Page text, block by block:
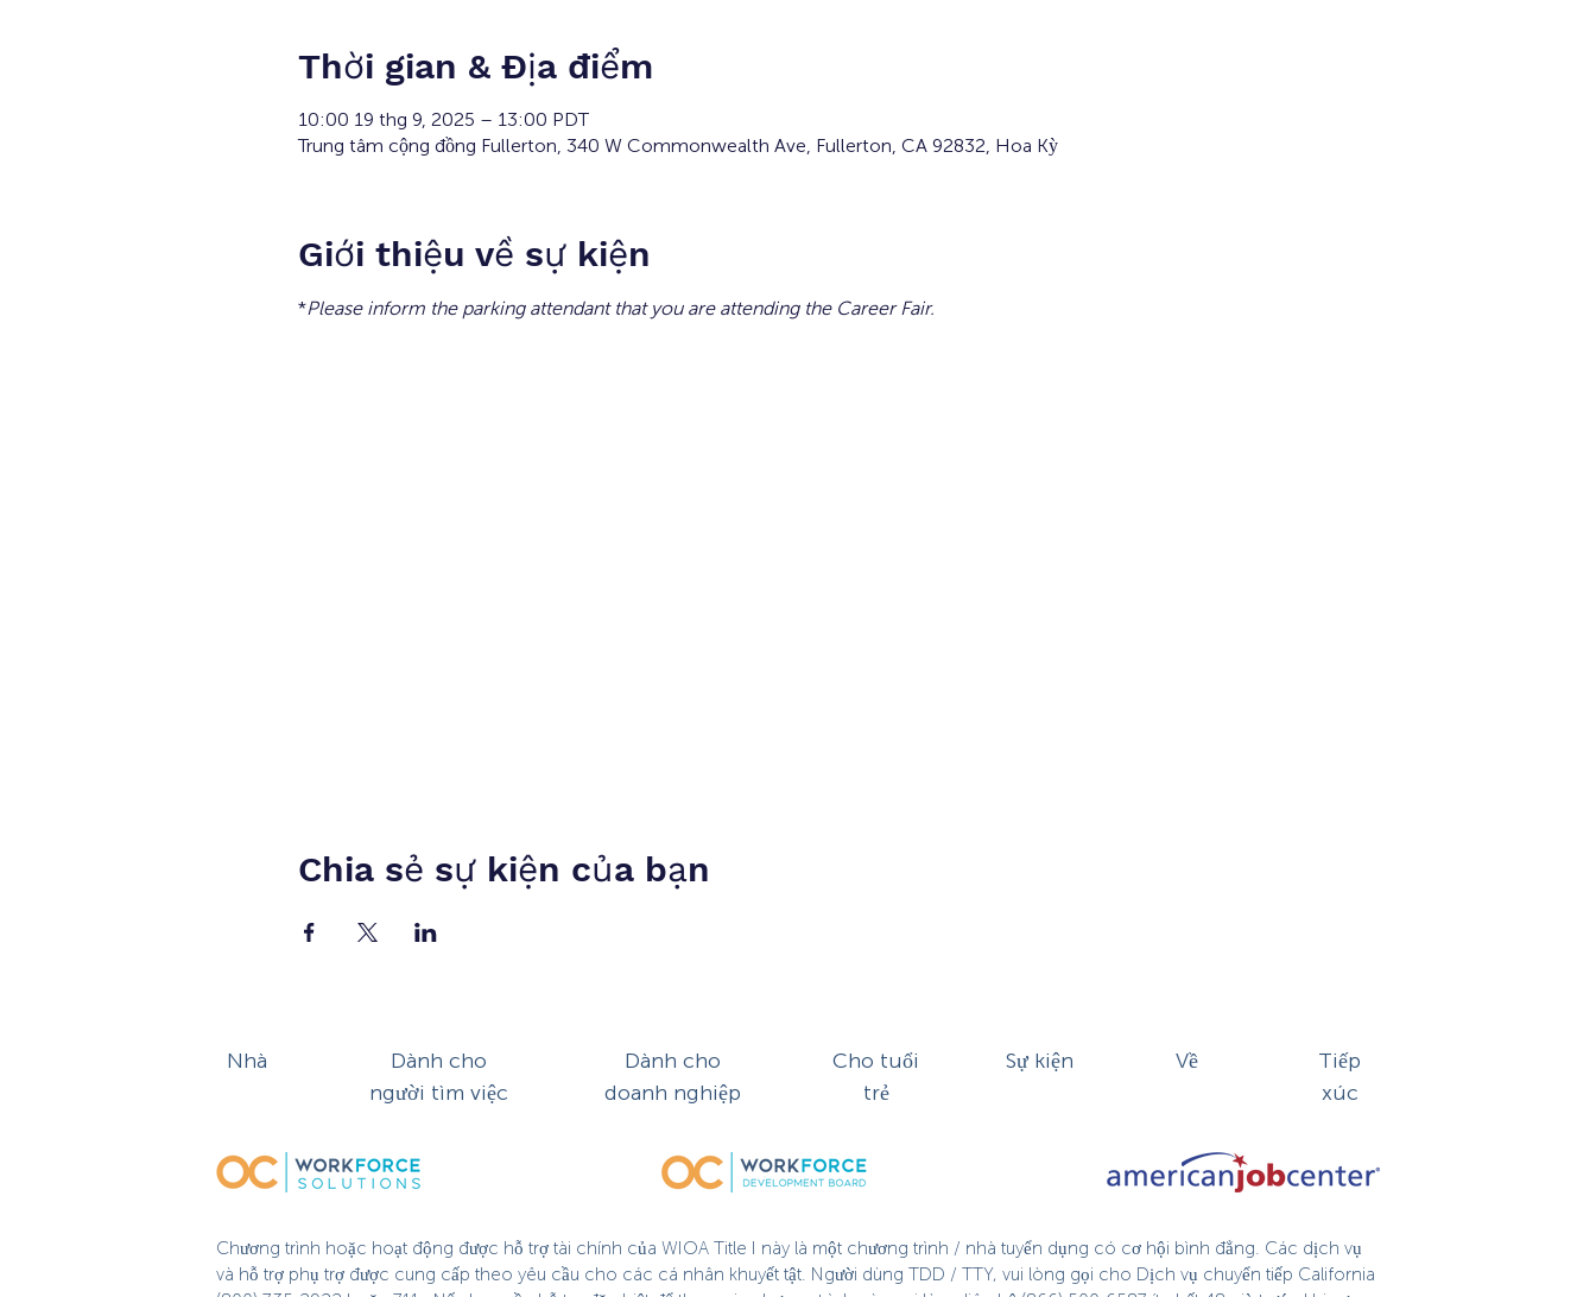
Thời gian & Địa điểm
10:00 19 thg 9, 2025 – 13:00 PDT
Trung tâm cộng đồng Fullerton, 340 W Commonwealth Ave, Fullerton, CA 92832, Hoa Kỳ
Giới thiệu về sự kiện
*Please inform the parking attendant that you are attending the Career Fair.
Chia sẻ sự kiện của bạn
Nhà
Dành cho
người tìm việc
Dành cho
doanh nghiệp
Cho tuổi
trẻ
Sự kiện Về
Tiếp
xúc
Chương trình hoặc hoạt động được hỗ trợ tài chính của WIOA Title I này là một chương trình / nhà tuyển dụng có cơ hội bình đẳng. Các dịch vụ
và hỗ trợ phụ trợ được cung cấp theo yêu cầu cho các cá nhân khuyết tật. Người dùng TDD / TTY, vui lòng gọi cho Dịch vụ chuyển tiếp California